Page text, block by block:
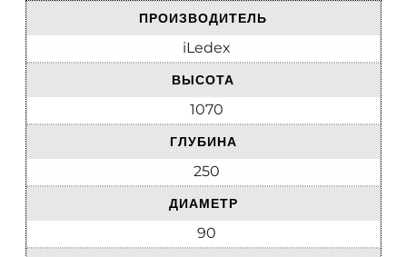
ПРОИЗВОДИТЕЛЬ
iLedex
ВЫСОТА
1070
ГЛУБИНА
250
ДИАМЕТР
90